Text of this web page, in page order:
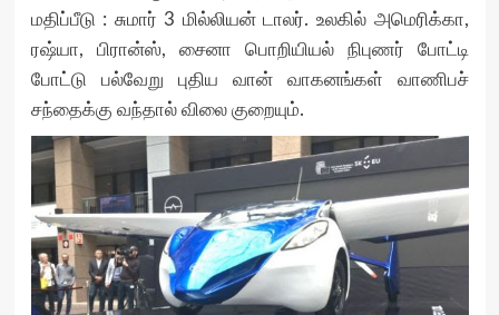
மதிப்பீடு : சுமார் 3 மில்லியன் டாலர். உலகில் அமெரிக்கா,
ரஷ்யா, பிரான்ஸ், சைனா பொறியியல் நிபுணர் போட்டி
போட்டு பல்வேறு புதிய வான் வாகனங்கள் வாணிபச்
சந்தைக்கு வந்தால் விலை குறையும்.